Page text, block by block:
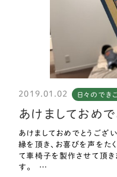
2019.01.02 日々のでき
あけましておめ
あけましておめでとうござ
縁を頂き、お喜びを声をた
て車椅子を製作させて頂き
す。 …